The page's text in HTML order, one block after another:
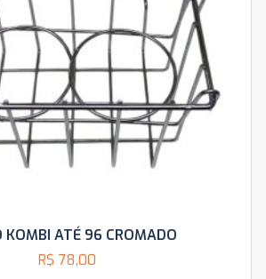
KOMBI ATÉ 96 CROMADO
R$ 78,00